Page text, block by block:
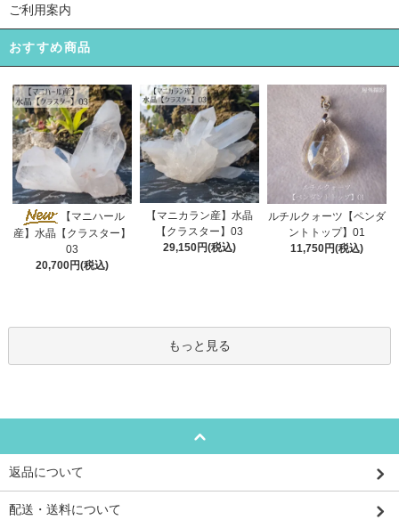
ご利用案内
おすすめ商品
【マニハール
産】水晶【クラスター】
03
20,700円(税込)
【マニカラン産】水晶
【クラスター】03
29,150円(税込)
ルチルクォーツ【ペンダ
ントトップ】01
11,750円(税込)
もっと見る
返品について
配送・送料について